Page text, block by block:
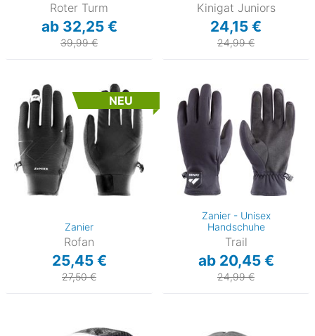
Roter Turm
ab 32,25 €
39,99 €
Kinigat Juniors
24,15 €
24,99 €
NEU
Zanier
Rofan
25,45 €
27,50 €
Zanier - Unisex
Handschuhe
Trail
ab 20,45 €
24,99 €